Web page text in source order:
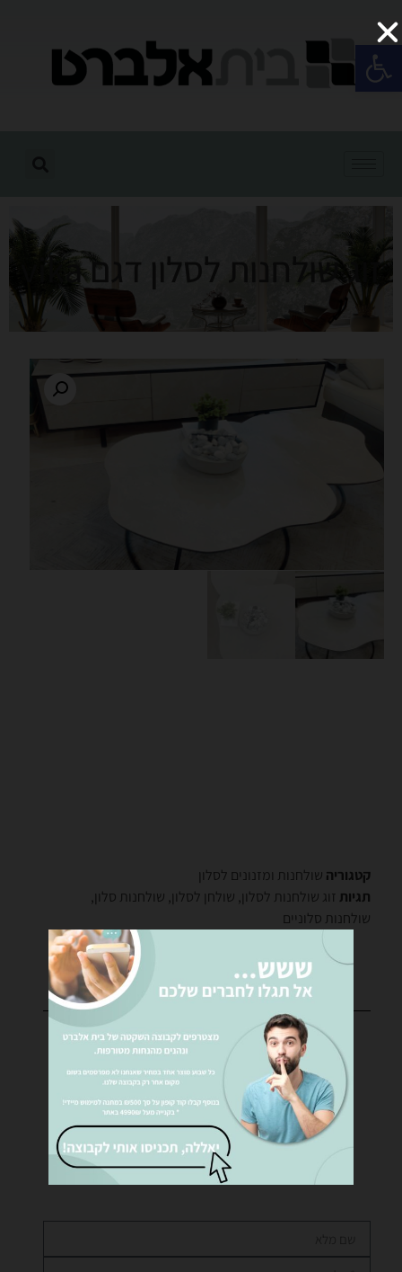
פתח סרגל נגישות
זוג שולחנות לסלון דגם vika
קטגוריה שולחנות ומזנונים לסלון
תגיות זוג שולחנות לסלון, שולחן לסלון, שולחנות סלון,
שולחנות סלוניים
רוצים לקבל פרטים נוספים?
נציגינו ישמחו לעזור לכם… שלחו לנו הודעה!